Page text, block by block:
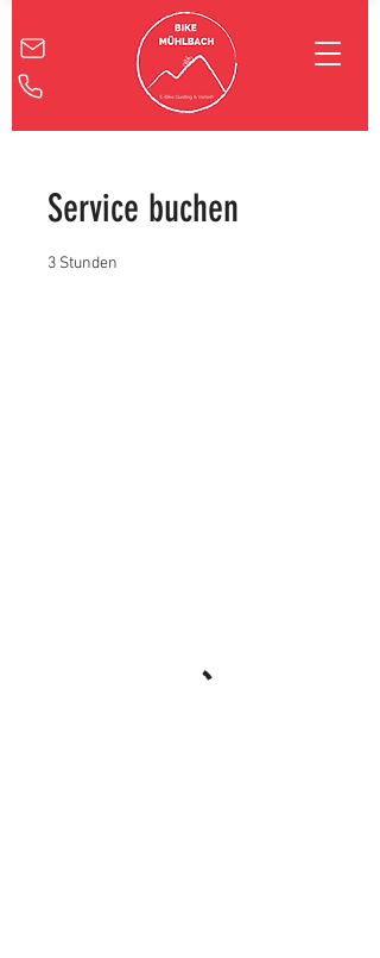
Service buchen
3 Stunden